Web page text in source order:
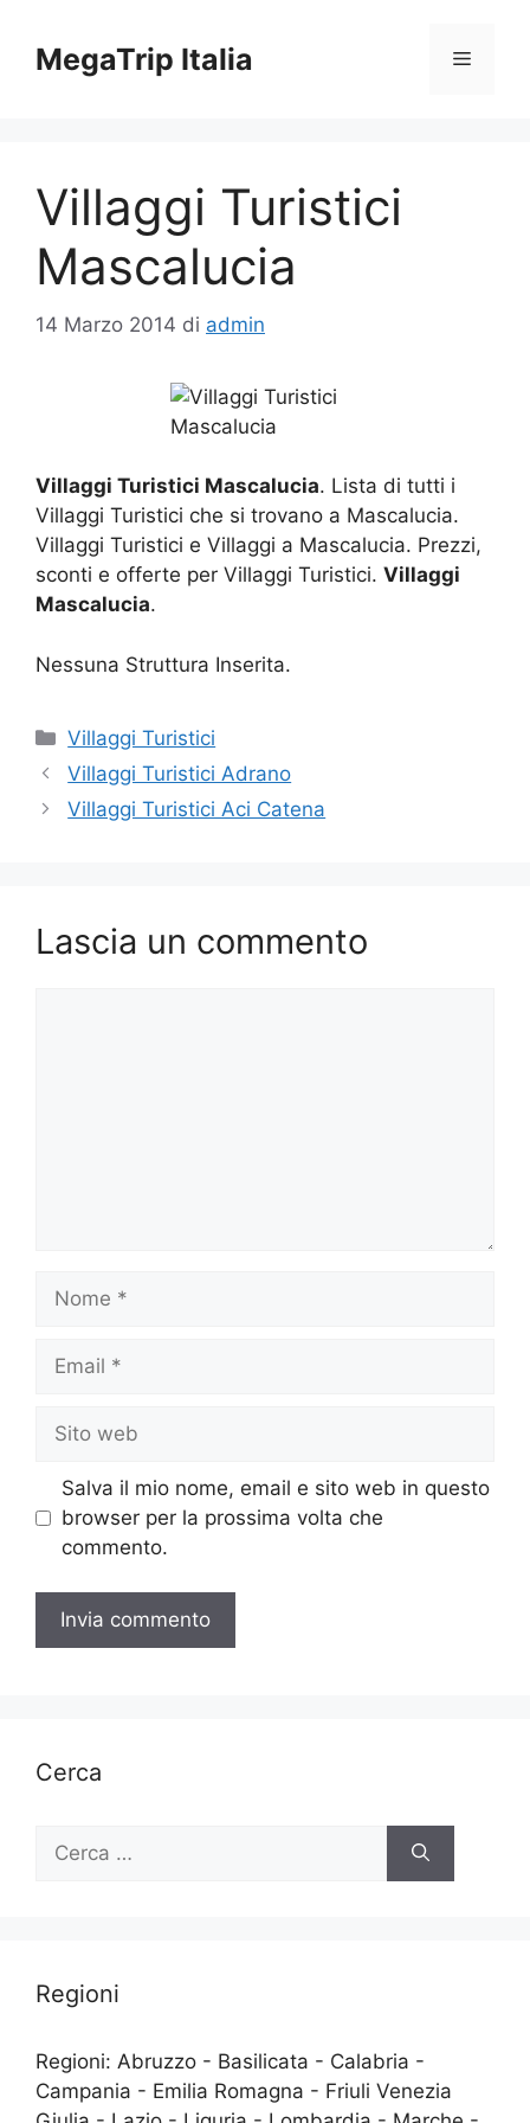
contenuto
MegaTrip Italia Menu
Villaggi Turistici
Mascalucia
14 Marzo 2014 di admin
Villaggi Turistici Mascalucia. Lista di tutti i
Villaggi Turistici che si trovano a Mascalucia.
Villaggi Turistici e Villaggi a Mascalucia. Prezzi,
sconti e offerte per Villaggi Turistici. Villaggi
Mascalucia.
Nessuna Struttura Inserita.
Categorie
Villaggi Turistici
Villaggi Turistici Adrano
Villaggi Turistici Aci Catena
Lascia un commento
web
Salva il mio nome, email e sito web in questo
browser per la prossima volta che
commento.
Cerca
Ricerca
Regioni
Regioni: Abruzzo - Basilicata - Calabria -
Campania - Emilia Romagna - Friuli Venezia